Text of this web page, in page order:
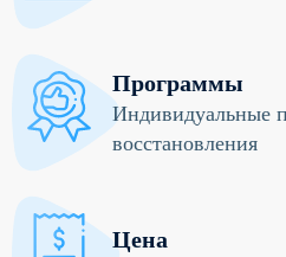
Программы
Индивидуальные
восстановления
Цена